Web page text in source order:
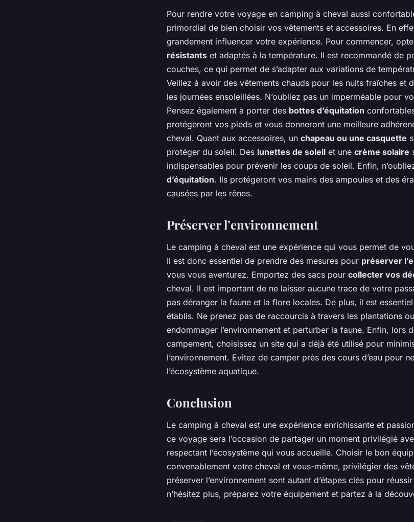
Pour rendre votre voyage en camping à cheval aussi
primordial de bien choisir vos vêtements et accessoires. En
grandement influencer votre expérience. Pour commencer,
résistants et adaptés à la température. Il est recommandé de
couches, ce qui permet de s’adapter aux variations de
Veillez à avoir des vêtements chauds pour les nuits fraîches et
les journées ensoleillées. N’oubliez pas un imperméable pour
Pensez également à porter des bottes d’équitation
protégeront vos pieds et vous donneront une meilleure
cheval. Quant aux accessoires, un chapeau ou une casquette
protéger du soleil. Des lunettes de soleil et une crème solaire
indispensables pour prévenir les coups de soleil. Enfin,
d’équitation. Ils protégeront vos mains des ampoules et des
causées par les rênes.
Préserver l’environnement
Le camping à cheval est une expérience qui vous permet de
Il est donc essentiel de prendre des mesures pour préserver
vous vous aventurez. Emportez des sacs pour collecter vos
cheval. Il est important de ne laisser aucune trace de votre
pas déranger la faune et la flore locales. De plus, il est
établis. Ne prenez pas de raccourcis à travers les plantations
endommager l’environnement et perturber la faune. Enfin, lors
campement, choisissez un site qui a déjà été utilisé pour
l’environnement. Evitez de camper près des cours d’eau pour
l’écosystème aquatique.
Conclusion
Le camping à cheval est une expérience enrichissante et
ce voyage sera l’occasion de partager un moment privilégié
respectant l’écosystème qui vous accueille. Choisir le bon
convenablement votre cheval et vous-même, privilégier des
préserver l’environnement sont autant d’étapes clés pour
n’hésitez plus, préparez votre équipement et partez à la